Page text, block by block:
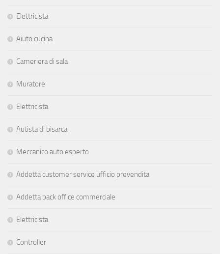
Elettricista
Aiuto cucina
Cameriera di sala
Muratore
Elettricista
Autista di bisarca
Meccanico auto esperto
Addetta customer service ufficio prevendita
Addetta back office commerciale
Elettricista
Controller